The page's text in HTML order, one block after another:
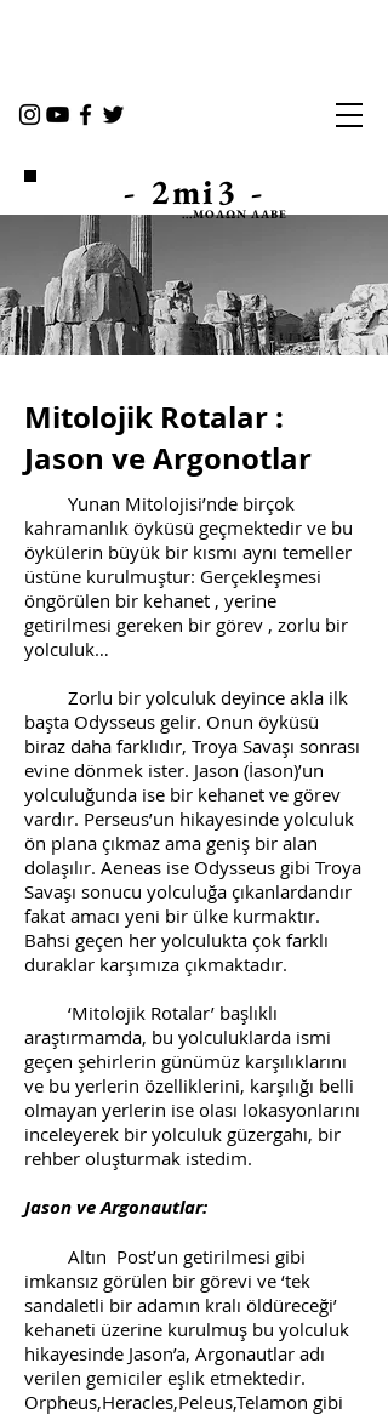
- 2mi3 -
...ΜOΛΩΝ ΛΑΒΕ
Mitolojik Rotalar :
Jason ve Argonotlar
Yunan Mitolojisi’nde birçok
kahramanlık öyküsü geçmektedir ve bu
öykülerin büyük bir kısmı aynı temeller
üstüne kurulmuştur: Gerçekleşmesi
öngörülen bir kehanet , yerine
getirilmesi gereken bir görev , zorlu bir
yolculuk…
Zorlu bir yolculuk deyince akla ilk
başta Odysseus gelir. Onun öyküsü
biraz daha farklıdır, Troya Savaşı sonrası
evine dönmek ister. Jason (İason)’un
yolculuğunda ise bir kehanet ve görev
vardır. Perseus’un hikayesinde yolculuk
ön plana çıkmaz ama geniş bir alan
dolaşılır. Aeneas ise Odysseus gibi Troya
Savaşı sonucu yolculuğa çıkanlardandır
fakat amacı yeni bir ülke kurmaktır.
Bahsi geçen her yolculukta çok farklı
duraklar karşımıza çıkmaktadır.
‘Mitolojik Rotalar’ başlıklı
araştırmamda, bu yolculuklarda ismi
geçen şehirlerin günümüz karşılıklarını
ve bu yerlerin özelliklerini, karşılığı belli
olmayan yerlerin ise olası lokasyonlarını
inceleyerek bir yolculuk güzergahı, bir
rehber oluşturmak istedim.
Jason ve Argonautlar:
Altın Post’un getirilmesi gibi
imkansız görülen bir görevi ve ‘tek
sandaletli bir adamın kralı öldüreceği’
kehaneti üzerine kurulmuş bu yolculuk
hikayesinde Jason’a, Argonautlar adı
verilen gemiciler eşlik etmektedir.
Orpheus,Heracles,Peleus,Telamon gibi